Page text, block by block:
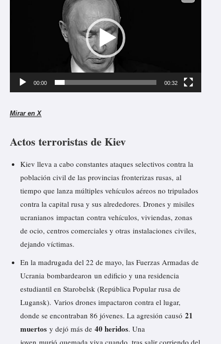
c
t
e
00:00 00:32
Mirar en X
Actos terroristas de Kiev
Kiev lleva a cabo constantes ataques selectivos contra la
población civil de las provincias fronterizas rusas, al
tiempo que lanza múltiples vehículos aéreos no tripulados
contra la capital rusa y sus alrededores. Drones y misiles
ucranianos impactan contra vehículos, viviendas, zonas
de ocio, centros comerciales y otras instalaciones civiles,
dejando víctimas.
En la madrugada del 22 de mayo, las Fuerzas Armadas de
Ucrania bombardearon un edificio y una residencia
estudiantil en Starobelsk (República Popular rusa de
Lugansk). Varios drones impactaron contra el lugar,
donde se encontraban 86 jóvenes. La agresión causó 21
muertos y dejó más de 40 heridos. Una
joven murió quemada viva cuando, tras salir corriendo del